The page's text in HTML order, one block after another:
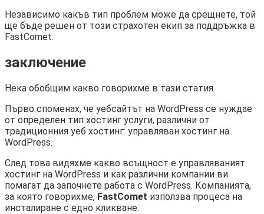
Независимо какъв тип проблем може да срещнете, той
ще бъде решен от този страхотен екип за поддръжка в
FastComet.
заключение
Нека обобщим какво говорихме в тази статия.
Първо споменах, че уебсайтът на WordPress се нуждае
от определен тип хостинг услуги, различни от
традиционния уеб хостинг: управляван хостинг на
WordPress.
След това видяхме какво всъщност е управляваният
хостинг на WordPress и как различни компании ви
помагат да започнете работа с WordPress. Компанията,
за която говорихме, FastComet използва процеса на
инсталиране с едно кликване.